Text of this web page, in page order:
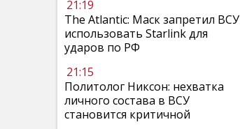
21:19
The Atlantic: Маск запретил ВСУ
использовать Starlink для
ударов по РФ
21:15
Политолог Никсон: нехватка
личного состава в ВСУ
становится критичной